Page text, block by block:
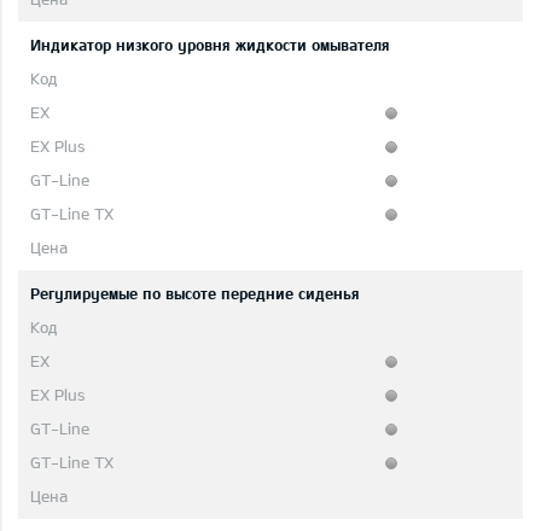
Индикатор низкого уровня жидкости омывателя
Регулируемые по высоте передние сиденья